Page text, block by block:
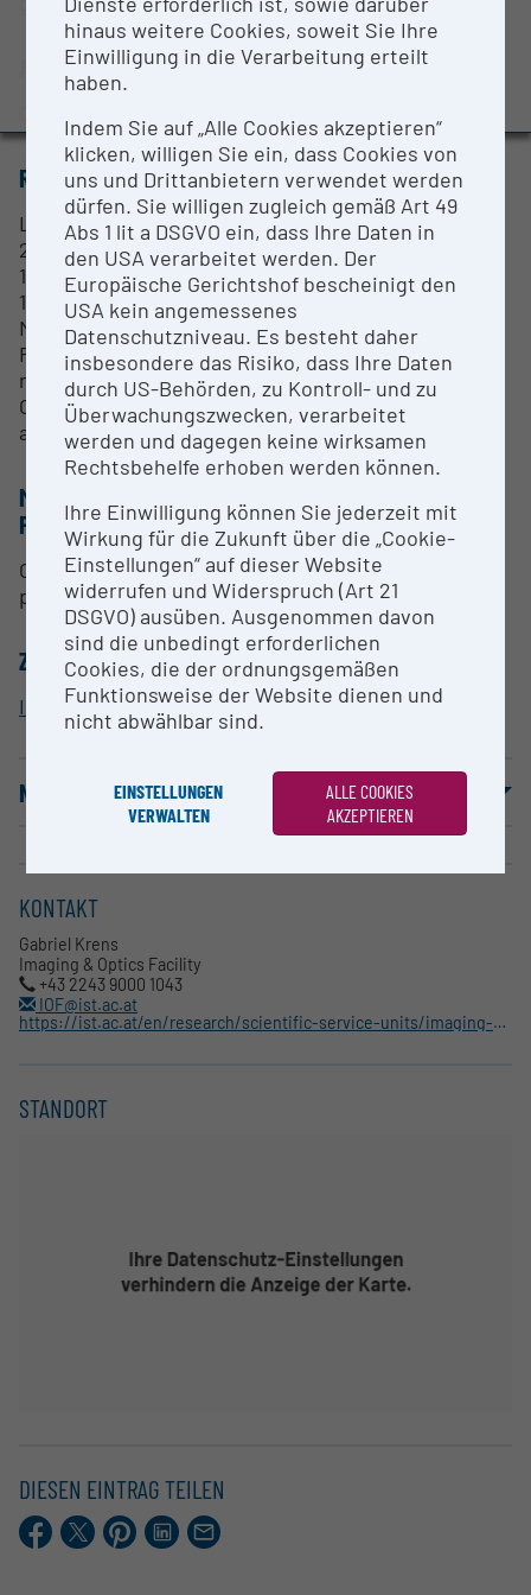
BMBWF-Forschungsinfrastruktur-Datenbank:
Evaluierungsstudie 2022
Auszeichnungen und Pressemeldungen
ANSPRECHPERSON
RESEARCH SERVICES
Laser lines: 405, 488, 555, 640 nm
2 x PMT's for reflected light detection
1x GaAsP detector
1 x ESIT detection
Multiple position imaging
Rotation stage to change the angle of a sample in
relation to gravity
Custom-programmed (root-) tracker software to
adjust stage position to the sample movement
METHODEN & EXPERTISE ZUR
FORSCHUNGSINFRASTRUKTUR
Confocal microscopy, basic training, sample
preparation consulting
ZUORDNUNG ZUR FORSCHUNGSINFRASTRUKTUR
Imaging Facility
NUTZUNGSBEDINGUNGEN
KONTAKT
Gabriel Krens
Imaging & Optics Facility
+43 2243 9000 1043
IOF@ist.ac.at
https://ist.ac.at/en/research/scientific-service-units/imaging-optics-facility/
STANDORT
DIESEN EINTRAG TEILEN
Facebook
X.comPinterestLinkedIn
E-
Mail
hinaus weitere Cookies, soweit Sie Ihre
Einwilligung in die Verarbeitung erteilt
haben.
Indem Sie auf „Alle Cookies akzeptieren“
klicken, willigen Sie ein, dass Cookies von
uns und Drittanbietern verwendet werden
dürfen. Sie willigen zugleich gemäß Art 49
Abs 1 lit a DSGVO ein, dass Ihre Daten in
den USA verarbeitet werden. Der
Europäische Gerichtshof bescheinigt den
USA kein angemessenes
Datenschutzniveau. Es besteht daher
insbesondere das Risiko, dass Ihre Daten
durch US-Behörden, zu Kontroll- und zu
Überwachungszwecken, verarbeitet
werden und dagegen keine wirksamen
Rechtsbehelfe erhoben werden können.
Ihre Einwilligung können Sie jederzeit mit
Wirkung für die Zukunft über die „Cookie-
Einstellungen“ auf dieser Website
widerrufen und Widerspruch (Art 21
DSGVO) ausüben. Ausgenommen davon
sind die unbedingt erforderlichen
Cookies, die der ordnungsgemäßen
Funktionsweise der Website dienen und
nicht abwählbar sind.
EINSTELLUNGEN
VERWALTEN
ALLE COOKIES
AKZEPTIEREN